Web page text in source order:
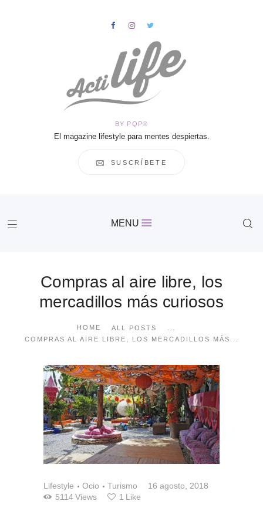
BY PQP®
El magazine lifestyle para mentes despiertas.
SUSCRÍBETE
MENU
Compras al aire libre, los
mercadillos más curiosos
HOME ALL POSTS ...
COMPRAS AL AIRE LIBRE, LOS MERCADILLOS MÁS...
HOME
Salud
Lifestyle Ocio Turismo
16 agosto, 2018
5114Views 1 Like